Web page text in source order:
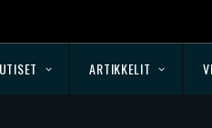
ARTIKKELIT